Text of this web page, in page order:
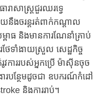
សាស្ត្រជួរឈរទ្វេ
នឹងចរន្តរត់ពាក់កណ្តាល
ពាធ និងមានការណែនាំគ្រាប់
ែទាំងាយស្រួល សេដ្ឋកិច្ច
ការរបស់អ្នកប្រើ ម៉ាស៊ីនចុច
ារបន្ថែមដូចជា ឧបករណ៍កំដៅ
និងការរាប់។